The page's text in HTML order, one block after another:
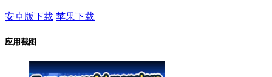
安卓版下载 苹果下载
应用截图